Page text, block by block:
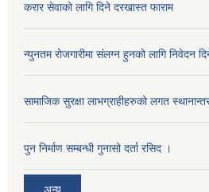
करार सेवाको लागि दिने दरखास्त फाराम
न्युनतम रोजगारीमा संलग्न हुनको लागि निवेदन
सामाजिक सुरक्षा लाभग्राहीहरुको लगत
पुन निर्माण सम्बन्धी गुनासो दर्ता रसिद ।